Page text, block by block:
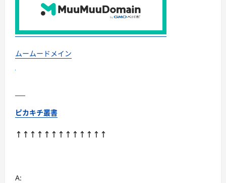
つ
い
さ
ら
ムームードメイン
ピカキチ叢書
↑↑↑↑↑↑↑↑↑↑↑↑↑
A: